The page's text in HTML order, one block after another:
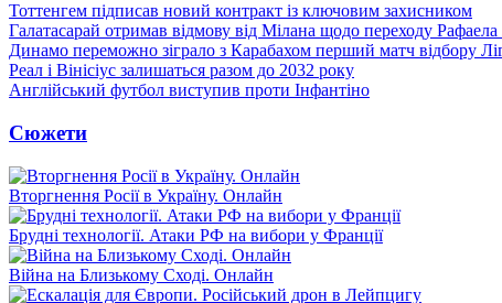
Тоттенгем підписав новий контракт із ключовим захисником
Галатасарай отримав відмову від Мілана щодо переходу
Динамо переможно зіграло з Карабахом перший матч відбору
Реал і Вінісіус залишаться разом до 2032 року
Англійський футбол виступив проти Інфантіно
Сюжети
Вторгнення Росії в Україну. Онлайн
Брудні технології. Атаки РФ на вибори у Франції
Війна на Близькому Сході. Онлайн